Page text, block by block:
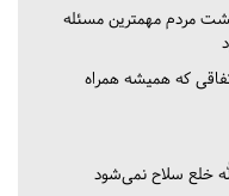
مردم مهمترین مسئله
که همیشه همراه
خلع سلاح نمی‌شود